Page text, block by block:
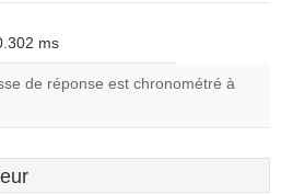
ms
de réponse est chronométré à